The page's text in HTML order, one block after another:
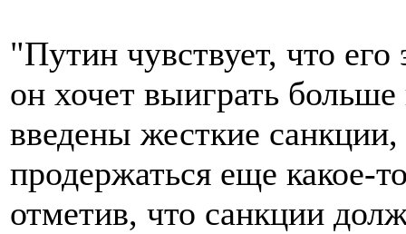
"Путин чувствует, что
он хочет выиграть
введены жесткие
продержаться еще какое-
отметив, что санкции